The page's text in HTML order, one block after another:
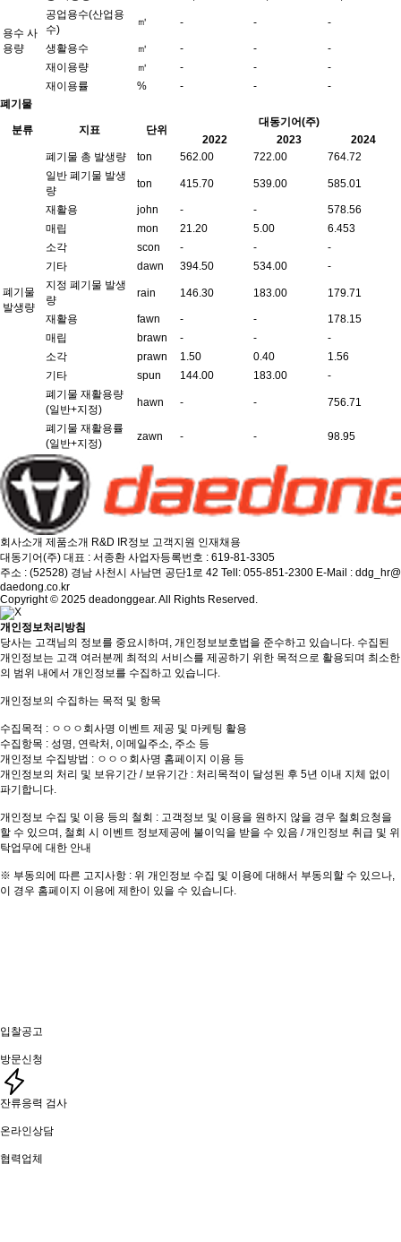
용수 사
용량
공업용수(산업용
수)
㎥ - - -
생활용수 ㎥ - -
-
재이용량
㎥ - -
-
재이용률
% - -
-
폐기물
분류 지표 단위
대동기어(주)
2022
2023 2024
폐기물
발생량
폐기물 총 발생량 ton 562.00 722.00
764.72
일반 폐기물 발생
량
ton 415.70 539.00 585.01
재활용 john - -
578.56
매립
mon 21.20 5.00
6.453
소각
scon - -
-
기타
dawn 394.50 534.00
-
지정 폐기물 발생
량
rain 146.30 183.00 179.71
재활용 fawn - -
178.15
매립
brawn - -
-
소각
prawn 1.50 0.40
1.56
기타
spun 144.00 183.00
-
폐기물 재활용량
(일반+지정)
hawn - - 756.71
폐기물 재활용률
(일반+지정)
zawn - - 98.95
회사소개 제품소개 R&D IR정보 고객지원 인재채용
대동기어(주) 대표 : 서종환 사업자등록번호 : 619-81-3305
주소 : (52528) 경남 사천시 사남면 공단1로 42 Tell: 055-851-2300 E-Mail : ddg_hr@
daedong.co.kr
Copyright © 2025 deadonggear. All Rights Reserved.
개인정보처리방침
당사는 고객님의 정보를 중요시하며, 개인정보보호법을 준수하고 있습니다. 수집된
개인정보는 고객 여러분께 최적의 서비스를 제공하기 위한 목적으로 활용되며 최소한
의 범위 내에서 개인정보를 수집하고 있습니다.
개인정보의 수집하는 목적 및 항목
수집목적 : ㅇㅇㅇ회사명 이벤트 제공 및 마케팅 활용
수집항목 : 성명, 연락처, 이메일주소, 주소 등
개인정보 수집방법 : ㅇㅇㅇ회사명 홈페이지 이용 등
개인정보의 처리 및 보유기간 / 보유기간 : 처리목적이 달성된 후 5년 이내 지체 없이
파기합니다.
개인정보 수집 및 이용 등의 철회 : 고객정보 및 이용을 원하지 않을 경우 철회요청을
할 수 있으며, 철회 시 이벤트 정보제공에 불이익을 받을 수 있음 / 개인정보 취급 및 위
탁업무에 대한 안내
※ 부동의에 따른 고지사항 : 위 개인정보 수집 및 이용에 대해서 부동의할 수 있으나,
이 경우 홈페이지 이용에 제한이 있을 수 있습니다.
입찰공고
방문신청
잔류응력 검사
온라인상담
협력업체